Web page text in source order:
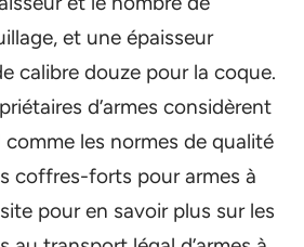
et une épaisseur
calibre douze pour la coque.
d’armes considèrent
comme les normes de qualité
coffres-forts pour armes à
pour en savoir plus sur les